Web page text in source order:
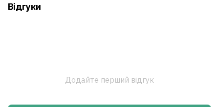
Відгуки
Додайте перший відгук